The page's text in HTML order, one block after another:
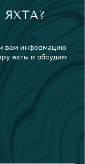
вам информацию
яхты и обсудим